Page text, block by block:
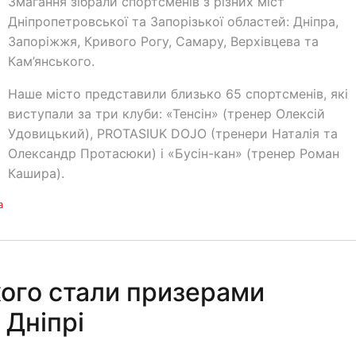
Дніпропетровської та Запорізької областей: Дніпра,
Запоріжжя, Кривого Рогу, Самару, Верхівцева та
Кам’янського.
Наше місто представили близько 65 спортсменів, які
виступали за три клуби: «Тенсін» (тренер Олексій
Удовицький), PROTASIUK DOJO (тренери Наталія та
Олександр Протасюки) і «Бусін-кан» (тренер Роман
Кашира).
стали призерами